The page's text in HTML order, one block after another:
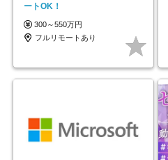
ートOK！
300～550万円
フルリモートあり